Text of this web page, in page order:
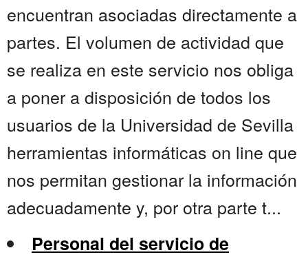
encuentran asociadas directamente a
partes. El volumen de actividad que
se realiza en este servicio nos obliga
a poner a disposición de todos los
usuarios de la Universidad de Sevilla
herramientas informáticas on line que
nos permitan gestionar la información
adecuadamente y, por otra parte t...
Personal del servicio de